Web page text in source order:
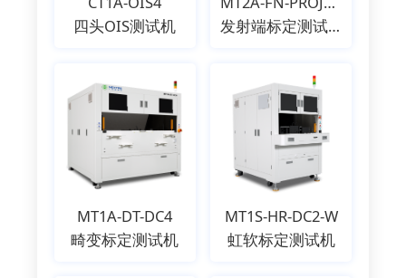
四头OIS测试机
发射端标定测试机
MT1A-DT-DC4
畸变标定测试机
MT1S-HR-DC2-W
虹软标定测试机